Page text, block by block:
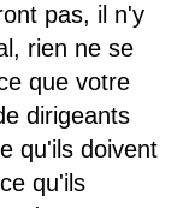
pas, il n'y
rien ne se
que votre
dirigeants
qu'ils doivent
qu'ils